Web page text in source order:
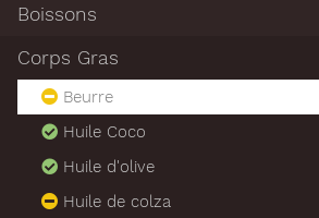
Boissons
Corps Gras
Beurre
Huile Coco
Huile d'olive
Huile de colza